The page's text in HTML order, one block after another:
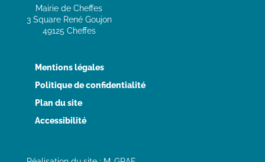
Mairie de Cheffes
3 Square René Goujon
49125 Cheffes
Mentions légales
Politique de confidentialité
Plan du site
Accessibilité